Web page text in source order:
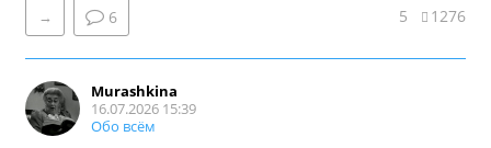
→ 6 5 1276
Murashkina
16.07.2026 15:39
Обо всём